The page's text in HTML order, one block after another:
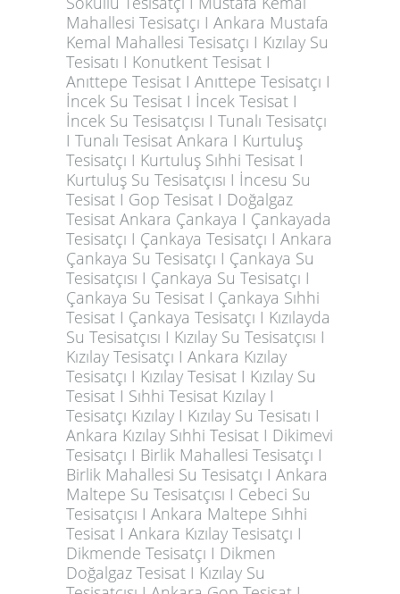
Mahallesi Tesisatçı I Ankara Mustafa
Kemal Mahallesi Tesisatçı I Kızılay Su
Tesisatı I Konutkent Tesisat I
Anıttepe Tesisat I Anıttepe Tesisatçı I
İncek Su Tesisat I İncek Tesisat I
İncek Su Tesisatçısı I Tunalı Tesisatçı
I Tunalı Tesisat Ankara I Kurtuluş
Tesisatçı I Kurtuluş Sıhhi Tesisat I
Kurtuluş Su Tesisatçısı I İncesu Su
Tesisat I Gop Tesisat I Doğalgaz
Tesisat Ankara Çankaya I Çankayada
Tesisatçı I Çankaya Tesisatçı I Ankara
Çankaya Su Tesisatçı I Çankaya Su
Tesisatçısı I Çankaya Su Tesisatçı I
Çankaya Su Tesisat I Çankaya Sıhhi
Tesisat I Çankaya Tesisatçı I Kızılayda
Su Tesisatçısı I Kızılay Su Tesisatçısı I
Kızılay Tesisatçı I Ankara Kızılay
Tesisatçı I Kızılay Tesisat I Kızılay Su
Tesisat I Sıhhi Tesisat Kızılay I
Tesisatçı Kızılay I Kızılay Su Tesisatı I
Ankara Kızılay Sıhhi Tesisat I Dikimevi
Tesisatçı I Birlik Mahallesi Tesisatçı I
Birlik Mahallesi Su Tesisatçı I Ankara
Maltepe Su Tesisatçısı I Cebeci Su
Tesisatçısı I Ankara Maltepe Sıhhi
Tesisat I Ankara Kızılay Tesisatçı I
Dikmende Tesisatçı I Dikmen
Doğalgaz Tesisat I Kızılay Su